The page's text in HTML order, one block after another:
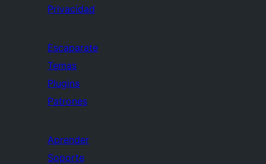
Privacidad
Escaparate
Temas
Plugins
Patrones
Aprender
Soporte